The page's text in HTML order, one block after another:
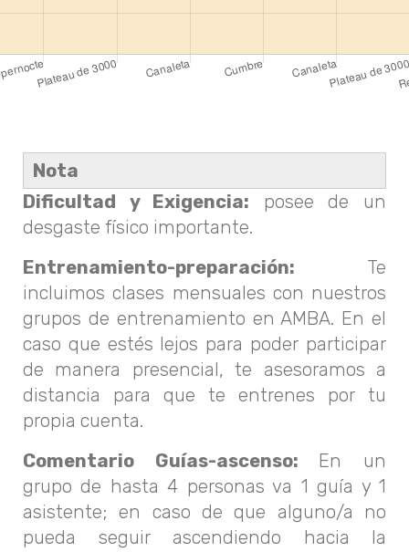
Nota
Dificultad y Exigencia: posee de un
desgaste físico importante.
Entrenamiento-preparación: Te
incluimos clases mensuales con nuestros
grupos de entrenamiento en AMBA. En el
caso que estés lejos para poder participar
de manera presencial, te asesoramos a
distancia para que te entrenes por tu
propia cuenta.
Comentario Guías-ascenso:
En un
grupo de hasta 4 personas va 1 guía y 1
asistente; en caso de que alguno/a no
pueda seguir ascendiendo hacia la